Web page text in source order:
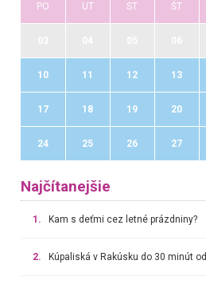
PO UT ST ŠT
10 11 12 13
17 18 19 20
24 25 26 27
Najčítanejšie
1. Kam s deťmi cez letné prázdniny?
2. Kúpaliská v Rakúsku do 30 minút